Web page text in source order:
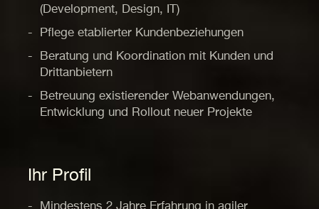
(Development, Design, IT)
Pflege etablierter Kundenbeziehungen
Beratung und Koordination mit Kunden und
Drittanbietern
Betreuung existierender Webanwendungen,
Entwicklung und Rollout neuer Projekte
Ihr Profil
Mindestens 2 Jahre Erfahrung in agiler